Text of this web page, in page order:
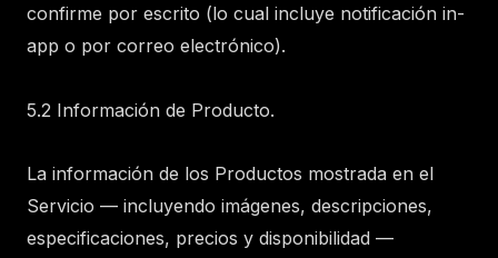
confirme por escrito (lo cual incluye notificación in-
app o por correo electrónico).
5.2 Información de Producto.
La información de los Productos mostrada en el
Servicio — incluyendo imágenes, descripciones,
especificaciones, precios y disponibilidad —